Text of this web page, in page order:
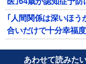
｢人間関係は深いほ
合いだけで十分幸福
あわせて読みた